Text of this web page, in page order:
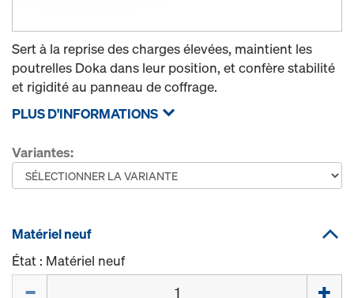
Sert à la reprise des charges élevées, maintient les
poutrelles Doka dans leur position, et confère stabilité
et rigidité au panneau de coffrage.
PLUS D'INFORMATIONS
Variantes:
Matériel neuf
État : Matériel neuf